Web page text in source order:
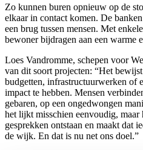
Zo kunnen buren opnieuw op de
elkaar in contact komen. De
een brug tussen mensen. Met
bewoner bijdragen aan een warme
Loes Vandromme, schepen voor
van dit soort projecten: “Het
budgetten, infrastructuurwerken of
impact te hebben. Mensen
gebaren, op een ongedwongen
het lijkt misschien eenvoudig, maar
gesprekken ontstaan en maakt dat
de wijk. En dat is nu net ons doel.”